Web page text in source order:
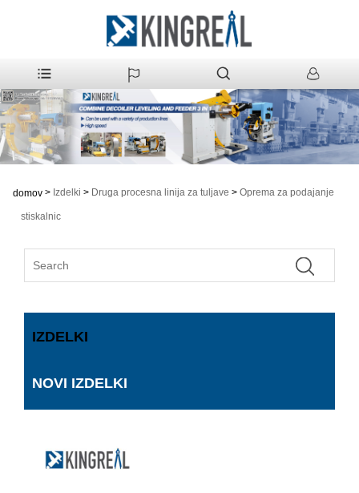
domov > Izdelki > Druga procesna linija za tuljave > Oprema za podajanje
stiskalnic
IZDELKI
NOVI IZDELKI